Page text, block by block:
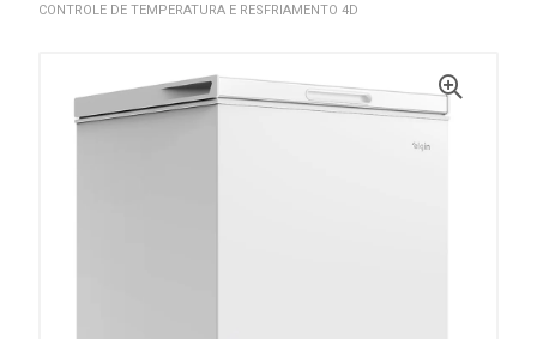
CONTROLE DE TEMPERATURA E RESFRIAMENTO 4D